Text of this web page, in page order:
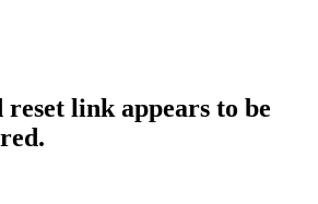
reset link appears to be